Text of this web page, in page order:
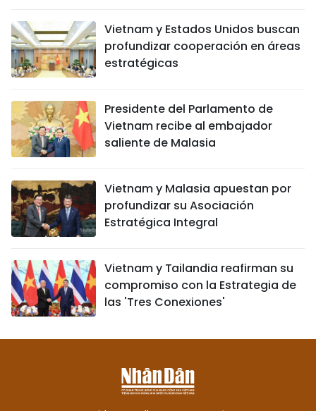
Vietnam y Estados Unidos buscan
profundizar cooperación en áreas
estratégicas
Presidente del Parlamento de
Vietnam recibe al embajador
saliente de Malasia
Vietnam y Malasia apuestan por
profundizar su Asociación
Estratégica Integral
Vietnam y Tailandia reafirman su
compromiso con la Estrategia de
las 'Tres Conexiones'